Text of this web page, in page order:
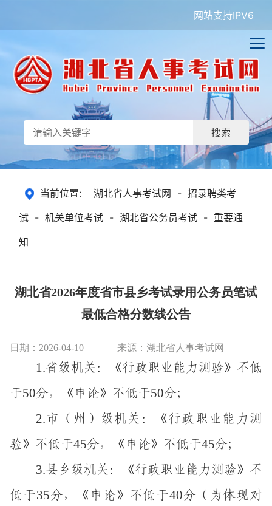
网站支持IPV6
搜索
当前位置: 湖北省人事考试网 - 招录聘类考
试 - 机关单位考试 - 湖北省公务员考试 - 重要通
知
湖北省2026年度省市县乡考试录用公务员笔试
最低合格分数线公告
日期：2026-04-10 来源：湖北省人事考试网
1.省级机关：《行政职业能力测验》不低
于50分，《申论》不低于50分；
2.市（州）级机关：《行政职业能力测
验》不低于45分，《申论》不低于45分；
3.县乡级机关：《行政职业能力测验》不
低于35分，《申论》不低于40分 （ 为体现对